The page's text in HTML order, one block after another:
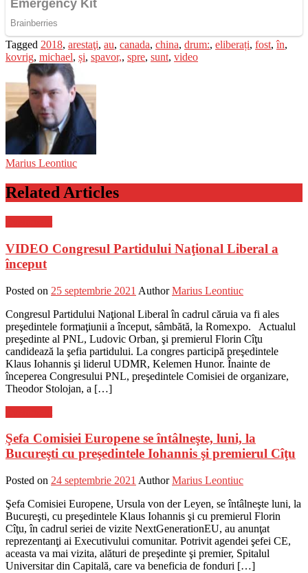
Tagged 2018, arestaţi, au, canada, china, drum:, eliberați, fost,în,
kovrig, michael, și, spavor,, spre, sunt, video
Marius Leontiuc
Related Articles
VIDEO Congresul Partidului Naţional Liberal a
început
Posted on 25 septembrie 2021 Author Marius Leontiuc
Congresul Partidului Naţional Liberal în cadrul căruia va fi ales
preşedintele formaţiunii a început, sâmbătă, la Romexpo. Actualul
preşedinte al PNL, Ludovic Orban, şi premierul Florin Cîţu
candidează la şefia partidului. La congres participă preşedintele
Klaus Iohannis şi liderul UDMR, Kelemen Hunor. Înainte de
începerea Congresului PNL, preşedintele Comisiei de organizare,
Theodor Stolojan, a […]
Şefa Comisiei Europene se întâlneşte, luni, la
Bucureşti cu preşedintele Iohannis şi premierul Cîţu
Posted on 24 septembrie 2021 Author Marius Leontiuc
Şefa Comisiei Europene, Ursula von der Leyen, se întâlneşte luni, la
Bucureşti, cu preşedintele Klaus Iohannis şi cu premierul Florin
Cîţu, în cadrul seriei de vizite NextGenerationEU, au anunţat
reprezentanţi ai Executivului comunitar. Potrivit agendei şefei CE,
aceasta va mai vizita, alături de preşedinte şi premier, Spitalul
Universitar din Capitală, care va beneficia de fonduri […]